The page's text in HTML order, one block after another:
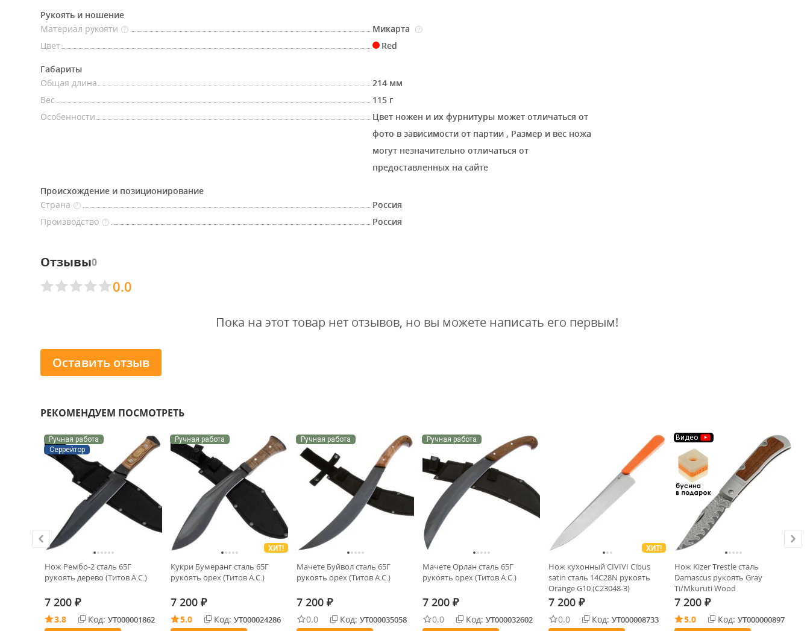
Рукоять и ношение
Материал рукояти
? Микарта ?
Цвет Red
Габариты
Общая длина
214 мм
Вес
115 г
Особенности
Цвет ножен и их фурнитуры может отличаться от
фото в зависимости от партии , Размер и вес ножа
могут незначительно отличаться от
предоставленных на сайте
Происхождение и позиционирование
Страна
?
Россия
Производство
? Россия
Отзывы0
0.0
Пока на этот товар нет отзывов, но вы можете написать его первым!
Оставить отзыв
РЕКОМЕНДУЕМ ПОСМОТРЕТЬ
Ручная работа
Серрейтор
Нож Рембо-2 сталь 65Г
рукоять дерево (Титов А.С.)
7 200 ₽
3.8 Код: УТ000001862
Ручная работа
ХИТ!
Кукри Бумеранг сталь 65Г
рукоять орех (Титов А.С.)
7 200 ₽
5.0 Код: УТ000024286
Ручная работа
Мачете Буйвол сталь 65Г
рукоять орех (Титов А.С.)
7 200 ₽
0.0 Код: УТ000035058
Ручная работа
Мачете Орлан сталь 65Г
рукоять орех (Титов А.С.)
7 200 ₽
0.0 Код: УТ000032602
ХИТ!
Нож кухонный CIVIVI Cibus
satin сталь 14C28N рукоять
Orange G10 (C23048-3)
7 200 ₽
0.0 Код: УТ000008733
Видео
Нож Kizer Trestle сталь
Damascus рукоять Gray
Ti/Mkuruti Wood
7 200 ₽
5.0 Код: УТ000000897